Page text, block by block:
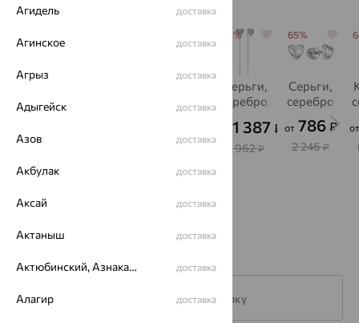
Кольцо,
серебро
8 716 18 544
65%
Серьги,
серебро,
1 387 ₽
3 962₽
65%
Серьги,
серебро
от 786 ₽
2 246₽
Подписаться на рассылку
Агидель доставка
Агинское доставка
Агрыз доставка
Адыгейск доставка
Азов доставка
Акбулак доставка
Аксай доставка
Актаныш доставка
Актюбинский, Азнакаевский район доставка
Алагир доставка